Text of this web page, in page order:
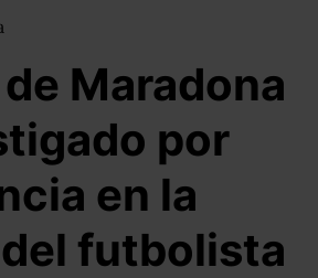
Maradona
por
en la
futbolista